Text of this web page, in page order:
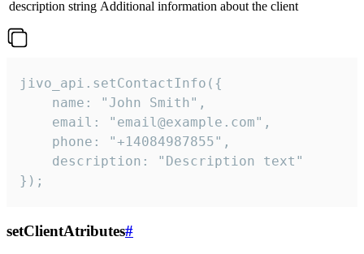
description string Additional information about the client
jivo_api.setContactInfo({
    name: "John Smith",
    email: "email@example.com",
    phone: "+14084987855",
    description: "Description text"
});
setClientAtributes#